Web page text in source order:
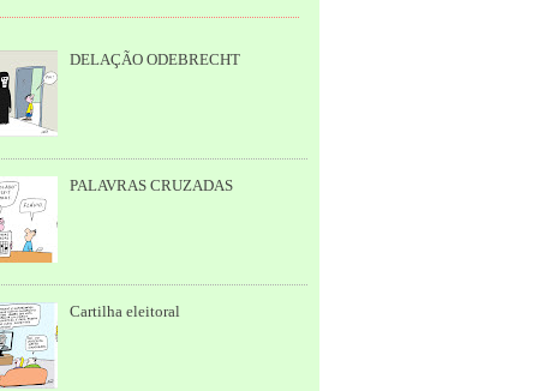
DELAÇÃO ODEBRECHT
PALAVRAS CRUZADAS
Cartilha eleitoral